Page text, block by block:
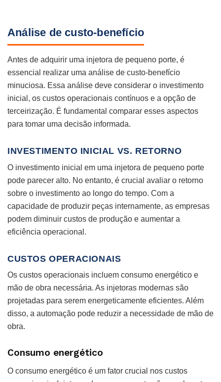
Análise de custo-benefício
Antes de adquirir uma injetora de pequeno porte, é
essencial realizar uma análise de custo-benefício
minuciosa. Essa análise deve considerar o investimento
inicial, os custos operacionais contínuos e a opção de
terceirização. É fundamental comparar esses aspectos
para tomar uma decisão informada.
INVESTIMENTO INICIAL VS. RETORNO
O investimento inicial em uma injetora de pequeno porte
pode parecer alto. No entanto, é crucial avaliar o retorno
sobre o investimento ao longo do tempo. Com a
capacidade de produzir peças internamente, as empresas
podem diminuir custos de produção e aumentar a
eficiência operacional.
CUSTOS OPERACIONAIS
Os custos operacionais incluem consumo energético e
mão de obra necessária. As injetoras modernas são
projetadas para serem energeticamente eficientes. Além
disso, a automação pode reduzir a necessidade de mão de
obra.
Consumo energético
O consumo energético é um fator crucial nos custos